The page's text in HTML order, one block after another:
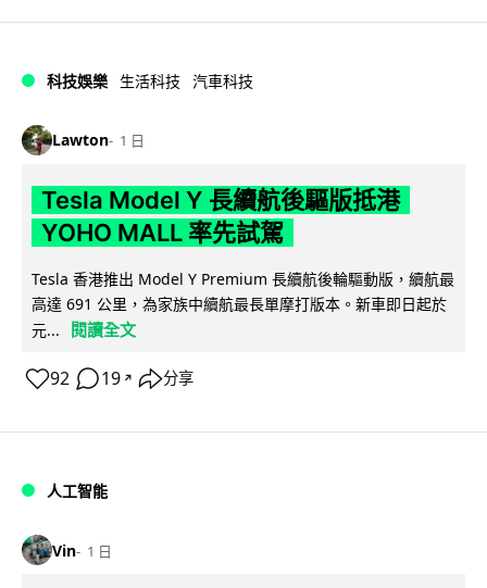
科技娛樂 生活科技 汽車科技
Lawton 1 日
Tesla Model Y 長續航後驅版抵港
YOHO MALL 率先試駕
Tesla 香港推出 Model Y Premium 長續航後輪驅動版，續航最
高達 691 公里，為家族中續航最長單摩打版本。新車即日起於
元...
閱讀全文
92 19 ↗ 分享
人工智能
Vin 1 日